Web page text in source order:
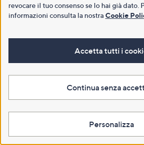
revocare il tuo consenso se lo hai già dato.
informazioni consulta la nostraCookie
Accetta tutti i
Continua senza
Personalizza